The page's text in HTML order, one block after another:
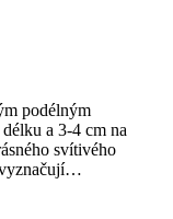
podélným
a 3-4 cm na
svítivého
vyznačují…